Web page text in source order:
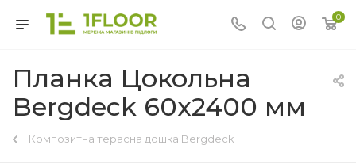
0
Планка Цокольна
Bergdeck 60x2400 мм
Композитна терасна дошка Bergdeck